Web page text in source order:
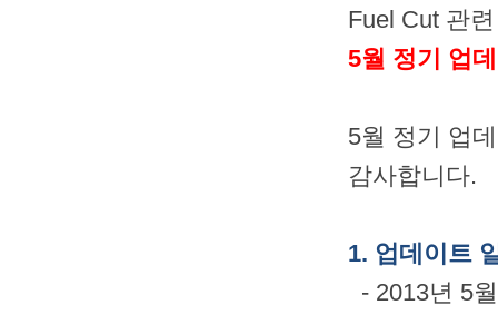
Fuel Cut 관
5월 정기 업
5월 정기 업
감사합니다.
1. 업데이트
- 2013년 5